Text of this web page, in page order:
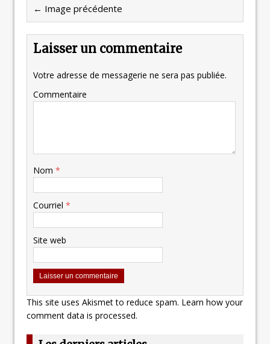
← Image précédente
Laisser un commentaire
Votre adresse de messagerie ne sera pas publiée.
Commentaire
Nom *
Courriel *
Site web
This site uses Akismet to reduce spam. Learn how your
comment data is processed.